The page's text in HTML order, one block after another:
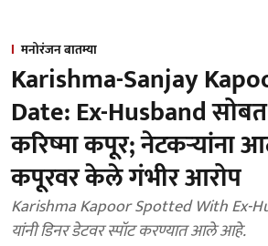
मनोरंजन बातम्या
Karishma-Sanjay
Date: Ex-Husband
करिष्मा कपूर;
कपूरवर केले गंभीर आरोप
Karishma Kapoor Spotted With Ex-
यांनी डिनर डेटवर स्पॉट करण्यात आले आहे.